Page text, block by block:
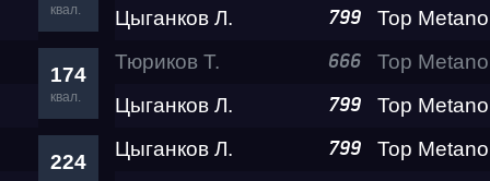
квал. Цыганков Л. 799
174
квал.
Тюриков Т. 666
Цыганков Л. 799
224
Цыганков Л. 799